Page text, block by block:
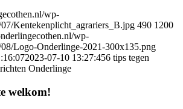
wp-
Kentekenplicht_agrariers_B.jpg 490 1200
wp-
Logo-Onderlinge-2021-300x135.png
2023-07-10 13:27:456 tips tegen
Onderlinge
welkom!